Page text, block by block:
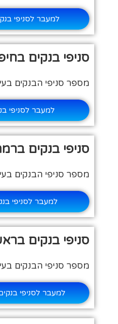
למעבר לסניפי
סניפי בנקים
מספר סניפי הבנקים בעיר:
למעבר לסניפי
סניפי בנקים
מספר סניפי הבנקים בעיר:
למעבר לסניפי
סניפי בנקים
מספר סניפי הבנקים בעיר:
למעבר לסניפי